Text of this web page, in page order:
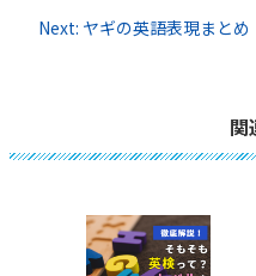
稿
Next: ヤギの英語表現まとめ｜
関